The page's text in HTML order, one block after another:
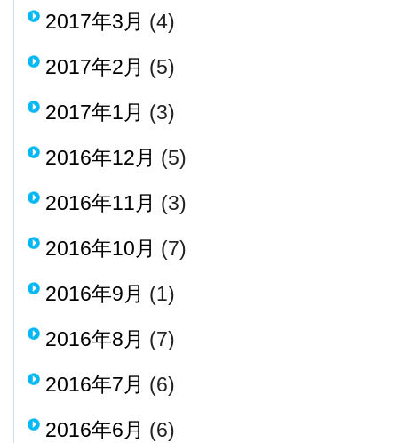
2017年3月 (4)
2017年2月 (5)
2017年1月 (3)
2016年12月 (5)
2016年11月 (3)
2016年10月 (7)
2016年9月 (1)
2016年8月 (7)
2016年7月 (6)
2016年6月 (6)